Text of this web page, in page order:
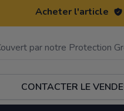
Acheter l'article
par notre Protection
CONTACTER LE